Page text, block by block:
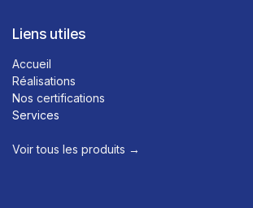
Liens utiles
Accueil
Réalisations
Nos certifications
Services
Voir tous les produits →​